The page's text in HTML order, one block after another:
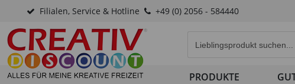
Filialen, Service & Hotline +49 (0) 2056 - 584440
PRODUKTE